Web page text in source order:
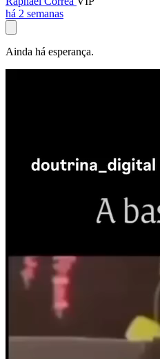
há 2 semanas
Ainda há esperança.